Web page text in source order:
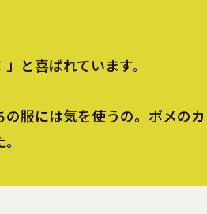
と喜ばれています。
服には気を使うの。ポメの